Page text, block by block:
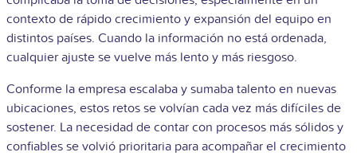
contexto de rápido crecimiento y expansión del equipo en
distintos países. Cuando la información no está ordenada,
cualquier ajuste se vuelve más lento y más riesgoso.
Conforme la empresa escalaba y sumaba talento en nuevas
ubicaciones, estos retos se volvían cada vez más difíciles de
sostener. La necesidad de contar con procesos más sólidos y
confiables se volvió prioritaria para acompañar el crecimiento